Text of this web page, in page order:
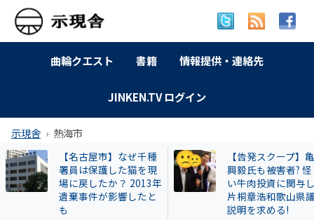
曲輪クエスト 書籍 情報提供・連絡先
JINKEN.TV ログイン
示現舎 熱海市
【名古屋市】なぜ千種
署員は保護した猫を現
場に戻したか？ 2013年
遺棄事件が影響したと
も
【告発スクープ】
興毅氏も被害者?
い牛肉投資に関与
片桐章浩和歌山県
説明を求める!